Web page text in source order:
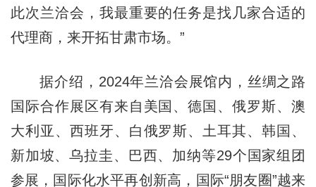
此次兰洽会，我最重要的任务是找几家合适的
代理商，来开拓甘肃市场。”
据介绍，2024年兰洽会展馆内，丝绸之路
国际合作展区有来自美国、德国、俄罗斯、澳
大利亚、西班牙、白俄罗斯、土耳其、韩国、
新加坡、乌拉圭、巴西、加纳等29个国家组团
参展，国际化水平再创新高，国际“朋友圈”越来